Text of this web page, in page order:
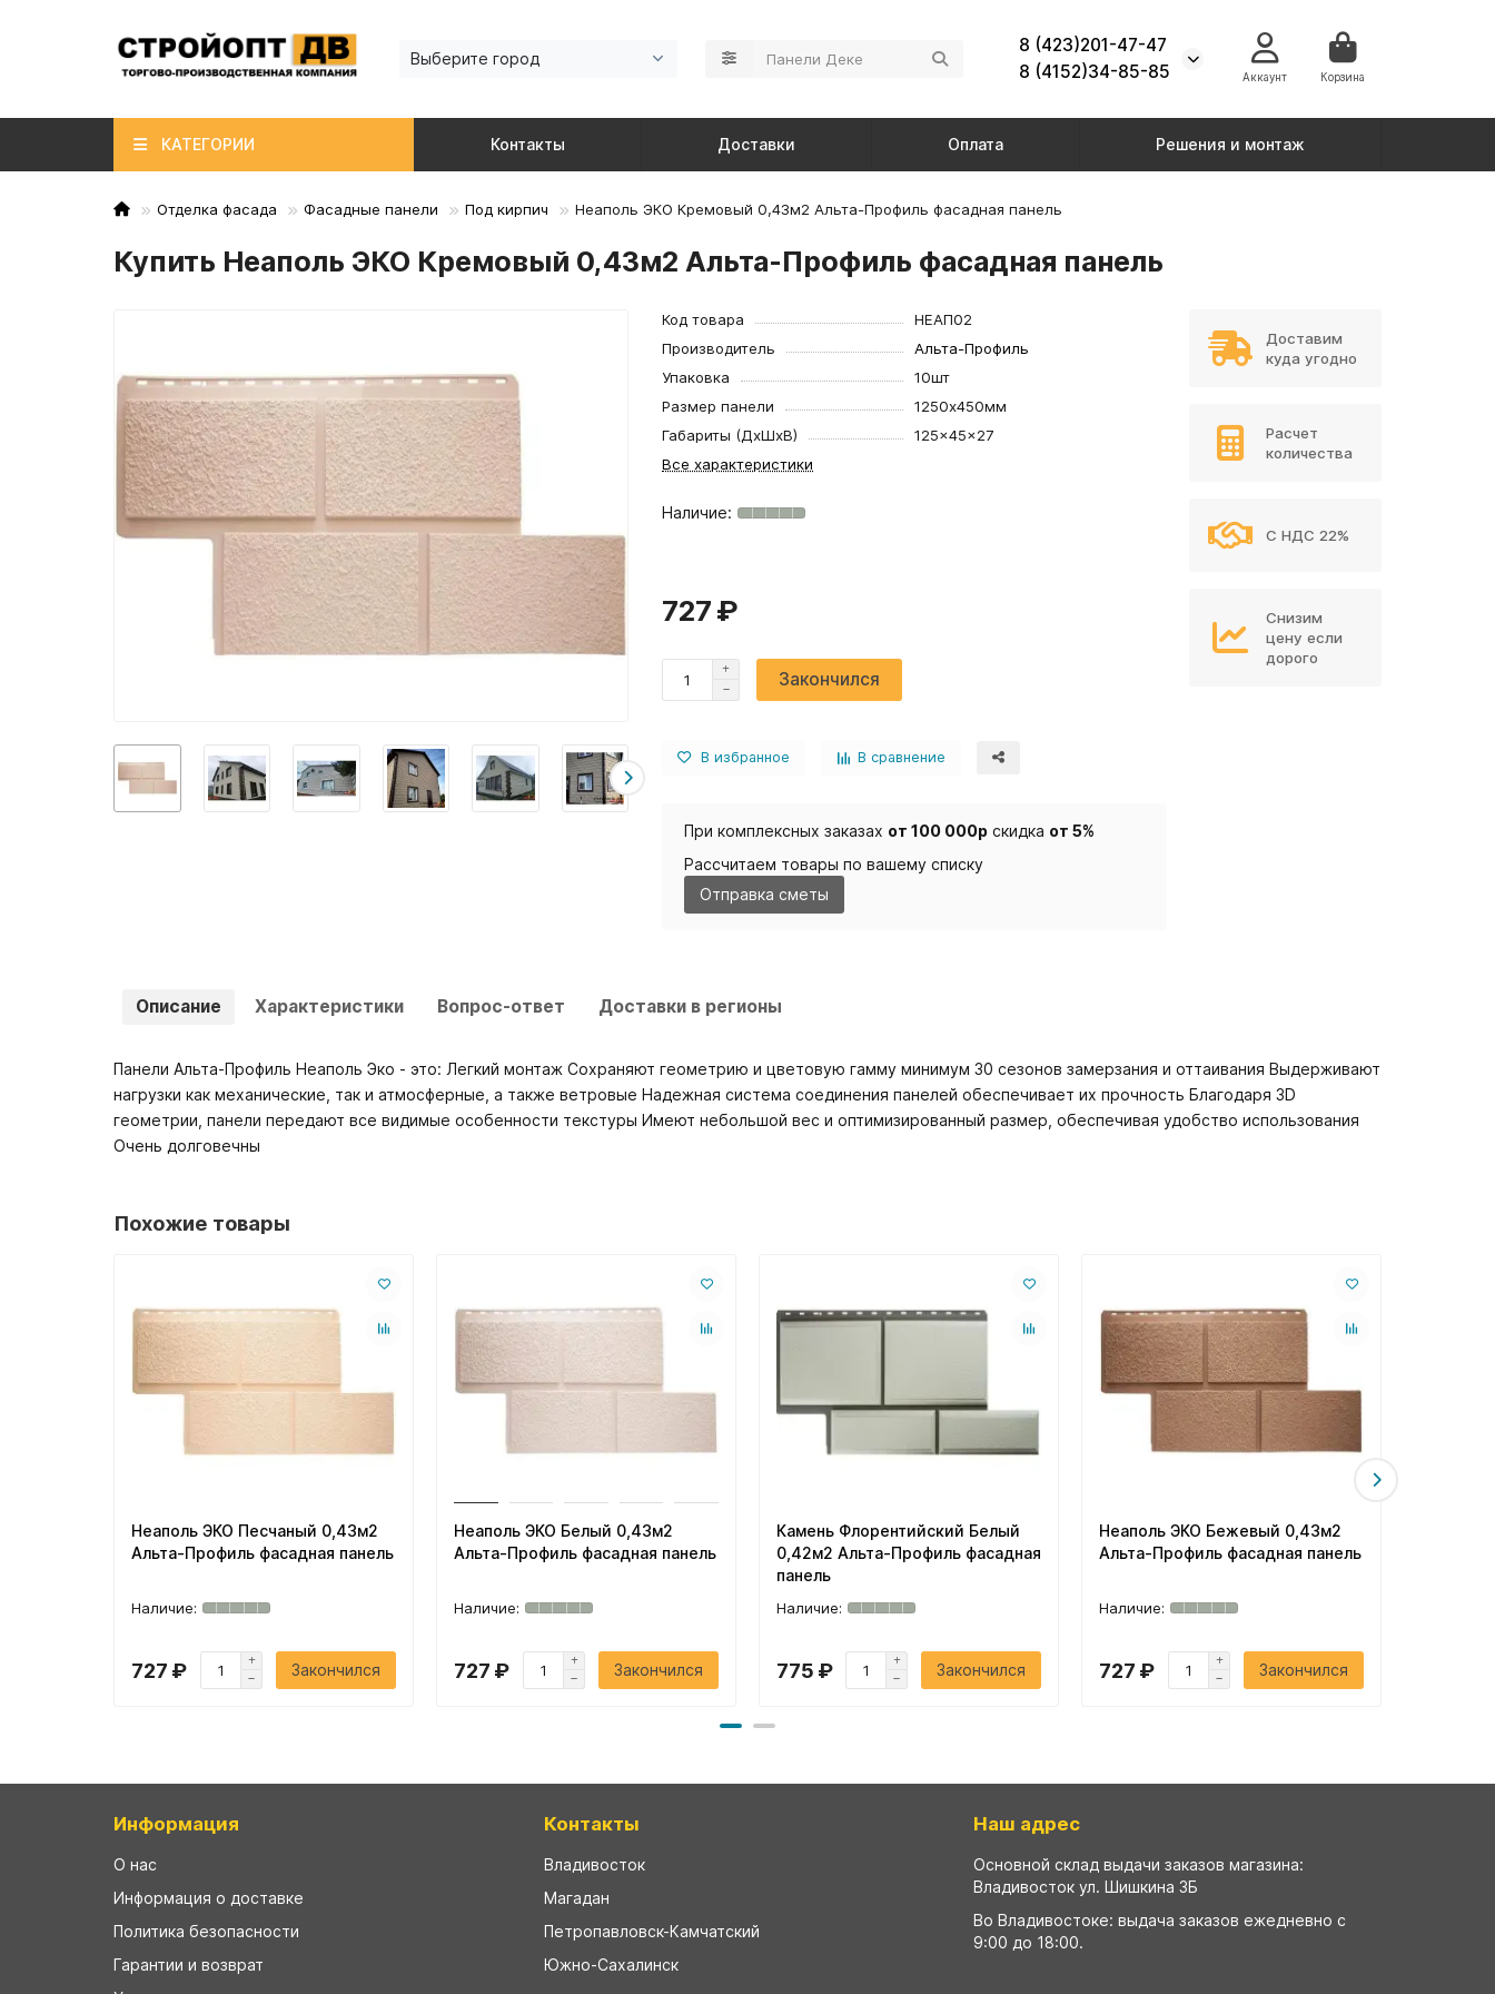
Выберите город
8 (423)201-47-47
8 (4152)34-85-85
Аккаунт Корзина
КАТЕГОРИИ Контакты Доставки Оплата Решения и монтаж
Отделка фасада Фасадные панели Под кирпич Неаполь ЭКО Кремовый 0,43м2 Альта-Профиль фасадная панель
Купить Неаполь ЭКО Кремовый 0,43м2 Альта-Профиль фасадная панель
Код товара
НЕАП02
Производитель
Альта-Профиль
Упаковка
10шт
Размер панели
1250х450мм
Габариты (ДхШхВ)
125×45×27
Все характеристики
727 ₽
Закончился
В избранное В сравнение
При комплексных заказах от 100 000р скидка от 5%
Рассчитаем товары по вашему списку
Отправка сметы
Доставим
куда угодно
Расчет
количества
С НДС 22%
Снизим
цену если
дорого
Описание Характеристики Вопрос-ответ Доставки в регионы
Панели Альта-Профиль Неаполь Эко - это: Легкий монтаж Сохраняют геометрию и цветовую гамму минимум 30 сезонов замерзания и оттаивания Выдерживают
нагрузки как механические, так и атмосферные, а также ветровые Надежная система соединения панелей обеспечивает их прочность Благодаря 3D
геометрии, панели передают все видимые особенности текстуры Имеют небольшой вес и оптимизированный размер, обеспечивая удобство использования
Очень долговечны
Похожие товары
Неаполь ЭКО Песчаный 0,43м2
Альта-Профиль фасадная панель
727 ₽ Закончился
Неаполь ЭКО Белый 0,43м2
Альта-Профиль фасадная панель
727 ₽ Закончился
Камень Флорентийский Белый
0,42м2 Альта-Профиль фасадная
панель
775 ₽ Закончился
Неаполь ЭКО Бежевый 0,43м2
Альта-Профиль фасадная панель
727 ₽ Закончился
Информация
О нас
Информация о доставке
Политика безопасности
Гарантии и возврат
Контакты
Владивосток
Магадан
Петропавловск-Камчатский
Южно-Сахалинск
Наш адрес
Основной склад выдачи заказов магазина:
Владивосток ул. Шишкина 3Б
Во Владивостоке: выдача заказов ежедневно с
9:00 до 18:00.